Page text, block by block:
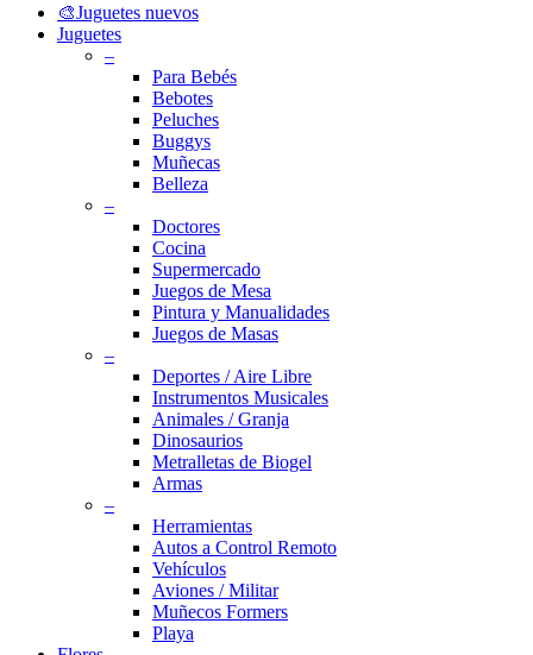
Close
Menu
🎨Juguetes nuevos
Juguetes
–
Para Bebés
Bebotes
Peluches
Buggys
Muñecas
Belleza
–
Doctores
Cocina
Supermercado
Juegos de Mesa
Pintura y Manualidades
Juegos de Masas
–
Deportes / Aire Libre
Instrumentos Musicales
Animales / Granja
Dinosaurios
Metralletas de Biogel
Armas
–
Herramientas
Autos a Control Remoto
Vehículos
Aviones / Militar
Muñecos Formers
Playa